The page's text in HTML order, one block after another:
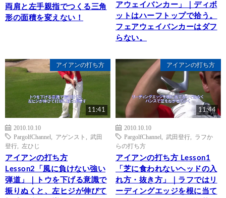
両肩と左手親指でつくる三角
形の面積を変えない！
アウェイバンカー」｜ディボ
ットはハーフトップで拾う。
フェアウェイバンカーはダフ
らない。
アイアンの打ち方
11:41
2010.10.10
PargolfChannel
アゲンスト
武田
登行
左ひじ
アイアンの打ち方
Lesson2「風に負けない強い
弾道」｜トウを下げる意識で
振りぬくと、左ヒジが伸びて
アイアンの打ち方
11:44
2010.10.10
PargolfChannel
武田登行
ラフか
らの打ち方
アイアンの打ち方 Lesson1
「芝に食われないヘッドの入
れ方・抜き方」｜ラフではリ
ーディングエッジを根に当て